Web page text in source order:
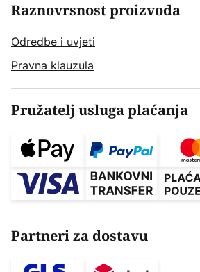
Raznovrsnost proizvoda
Odredbe i uvjeti
Pravna klauzula
Pružatelj usluga plaćanja
Partneri za dostavu